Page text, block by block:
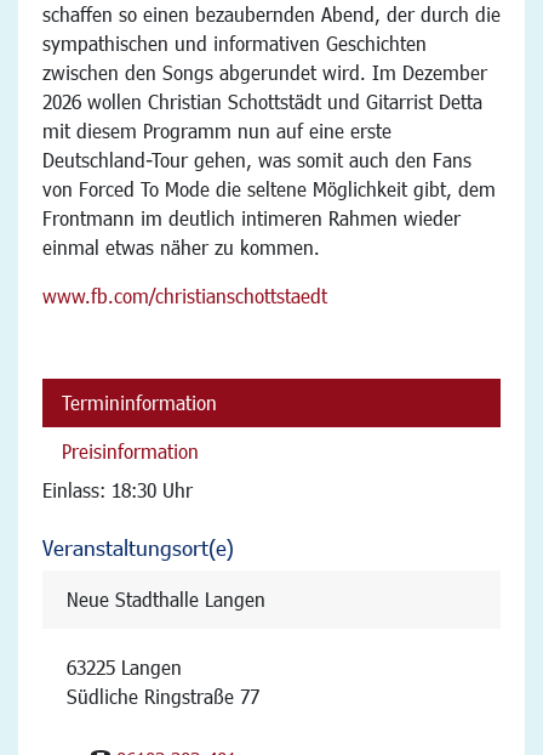
schaffen so einen bezaubernden Abend, der durch die
sympathischen und informativen Geschichten
zwischen den Songs abgerundet wird. Im Dezember
2026 wollen Christian Schottstädt und Gitarrist Detta
mit diesem Programm nun auf eine erste
Deutschland-Tour gehen, was somit auch den Fans
von Forced To Mode die seltene Möglichkeit gibt, dem
Frontmann im deutlich intimeren Rahmen wieder
einmal etwas näher zu kommen.
www.fb.com/christianschottstaedt
Termininformation
Preisinformation
Einlass: 18:30 Uhr
Veranstaltungsort(e)
Neue Stadthalle Langen
63225 Langen
Südliche Ringstraße 77